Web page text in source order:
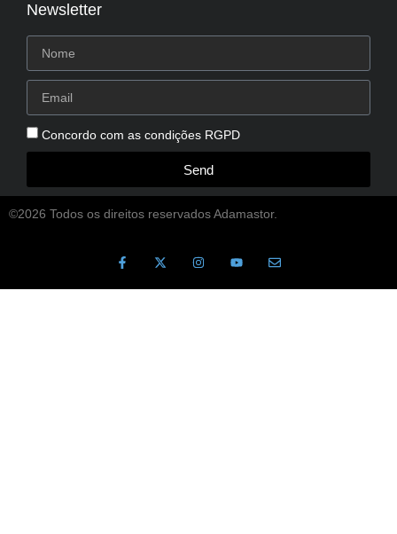
Newsletter
Concordo com as condições RGPD
Send
©2026 Todos os direitos reservados Adamastor.